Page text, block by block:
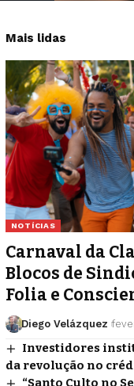
Mais lidas
NOTÍCIAS
Carnaval da
Blocos de
Folia e
Diego Velázquez
Investidores
da revolução no